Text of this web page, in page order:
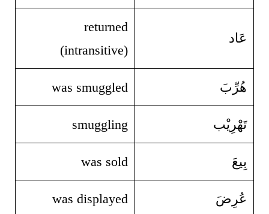
عَاد
returned
(intransitive)
هُرِّبَ was smuggled
تَهْرِيْب smuggling
بِيعَ was sold
عُرِضَ was displayed